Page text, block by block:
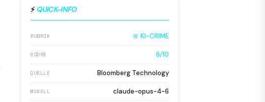
⚡ QUICK-INFO
RUBRIK 🚨 KI-CRIME
SCORE 6/10
QUELLE Bloomberg Technology
MODELL claude-opus-4-6